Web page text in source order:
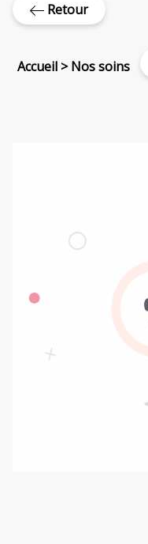
Retour
Accueil >Nos soins